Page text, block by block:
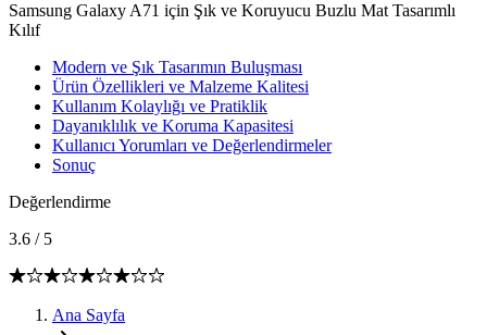
Samsung Galaxy A71 için Şık ve Koruyucu Buzlu Mat Tasarımlı
Kılıf
Modern ve Şık Tasarımın Buluşması
Ürün Özellikleri ve Malzeme Kalitesi
Kullanım Kolaylığı ve Pratiklik
Dayanıklılık ve Koruma Kapasitesi
Kullanıcı Yorumları ve Değerlendirmeler
Sonuç
Değerlendirme
3.6 / 5
Ana Sayfa